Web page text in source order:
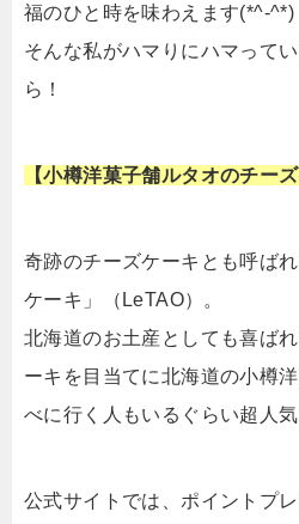
福のひと時を味わえます(*^-^*)
そんな私がハマりにハマって
ら！
【小樽洋菓子舗ルタオのチーズ
奇跡のチーズケーキとも呼ば
ケーキ」（LeTAO）。
北海道のお土産としても喜ば
ーキを目当てに北海道の小樽
べに行く人もいるぐらい超人気
公式サイトでは、ポイントプ